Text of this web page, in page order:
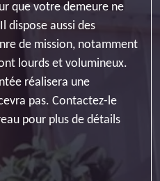
que votre demeure ne
dispose aussi des
de mission, notamment
lourds et volumineux.
réalisera une
pas. Contactez-le
pour plus de détails